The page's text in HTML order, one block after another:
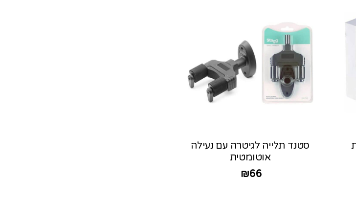
סטנד תלייה לגיטרה עם נעילה
אוטומטית
₪66